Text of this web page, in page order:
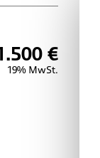
€
19% MwSt.